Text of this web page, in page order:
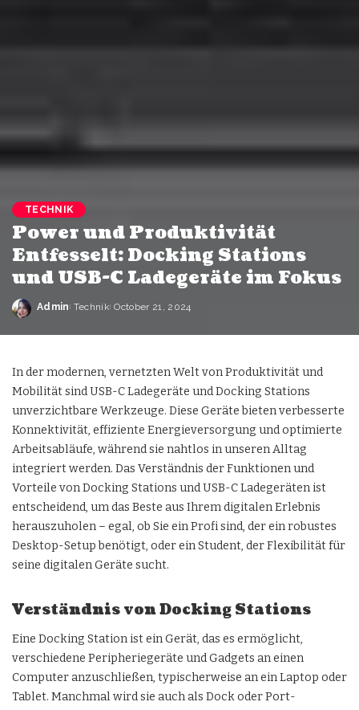
TECHNIK
Power und Produktivität
Entfesselt: Docking Stations
und USB-C Ladegeräte im Fokus
Admin Technik October 21, 2024
In der modernen, vernetzten Welt von Produktivität und
Mobilität sindUSB-C Ladegeräte und Docking Stations
unverzichtbare Werkzeuge. Diese Geräte bieten verbesserte
Konnektivität, effiziente Energieversorgung und optimierte
Arbeitsabläufe, während sie nahtlos in unseren Alltag
integriert werden. Das Verständnis der Funktionen und
Vorteile vonDocking Stations und USB-C Ladegeräten ist
entscheidend, um das Beste aus Ihrem digitalen Erlebnis
herauszuholen – egal, ob Sie ein Profi sind, der ein robustes
Desktop-Setup benötigt, oder ein Student, der Flexibilität für
seine digitalen Geräte sucht.
Verständnis von Docking Stations
Eine Docking Station ist ein Gerät, das es ermöglicht,
verschiedene Peripheriegeräte und Gadgets an einen
Computer anzuschließen, typischerweise an ein Laptop oder
Tablet. Manchmal wird sie auch als Dock oder Port-